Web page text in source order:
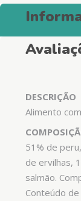
DESCRIÇÃO
Alimento
51% de
de ervilhas,
salmão.
Conteúdo